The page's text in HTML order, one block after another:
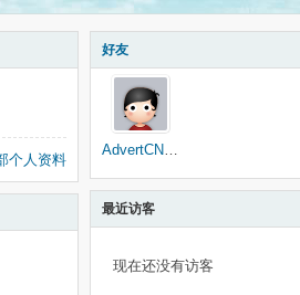
个人资料
好友
AdvertCN_Bot
最近访客
现在还没有访客